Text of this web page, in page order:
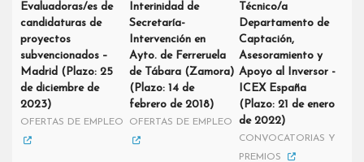
Evaluadoras/es de
candidaturas de
proyectos
subvencionados –
Madrid (Plazo: 25
de diciembre de
2023)
OFERTAS DE EMPLEO
Interinidad de
Secretaría-
Intervención en
Ayto. de Ferreruela
de Tábara (Zamora)
(Plazo: 14 de
febrero de 2018)
OFERTAS DE EMPLEO
Técnico/a
Departamento de
Captación,
Asesoramiento y
Apoyo al Inversor -
ICEX España
(Plazo: 21 de enero
de 2022)
CONVOCATORIAS Y
PREMIOS